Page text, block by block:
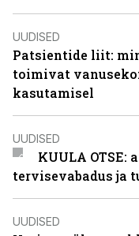
UUDISED
Patsientide liit:
toimivat
kasutamisel
UUDISED
KUULA
tervisevabadus ja
UUDISED